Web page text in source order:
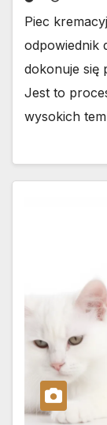
Piec
odpowiednik
dokonuje się
Jest to
wysokich